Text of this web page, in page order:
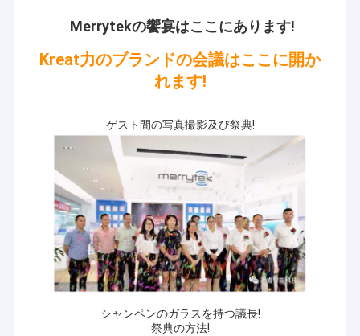
Merrytekの饗宴はここにあります!
Kreat力のブランドの会議はここに開か
れます!
ゲスト間の写真撮影及び祭典!
シャンペンのガラスを持つ議長!
祭典の方法!